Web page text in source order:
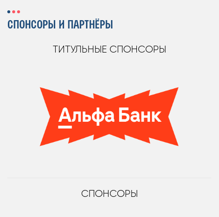
СПОНСОРЫ И ПАРТНЁРЫ
ТИТУЛЬНЫЕ СПОНСОРЫ
СПОНСОРЫ